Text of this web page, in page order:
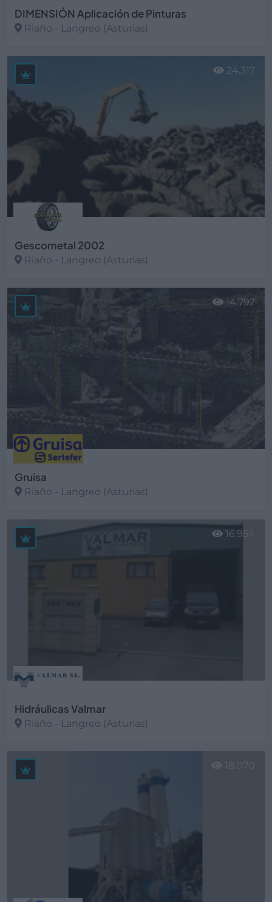
DIMENSIÓN Aplicación de Pinturas
Riaño - Langreo (Asturias)
Ver más
Gescometal 2002
Riaño - Langreo (Asturias)
Ver más
24.317
Gruisa
Riaño - Langreo (Asturias)
Ver más
14.792
Hidráulicas Valmar
Riaño - Langreo (Asturias)
16.954